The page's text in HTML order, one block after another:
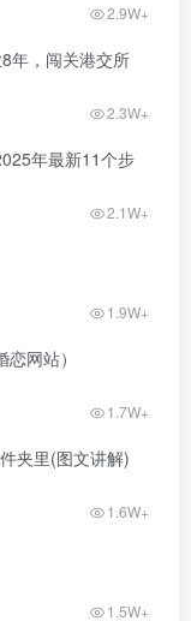
2.9W+
年，闯关港交所
2.3W+
年最新11个步
2.1W+
1.9W+
网站）
1.7W+
夹里(图文讲解)
1.6W+
1.5W+